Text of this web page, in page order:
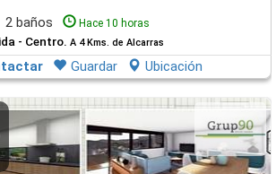
2 baños Hace 10 horas
- Centro. A 4 Kms. de Alcarras
Guardar Ubicación